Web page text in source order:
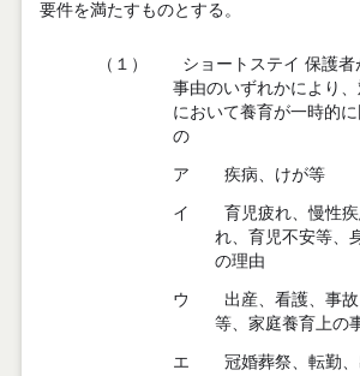
要件を満たすものとする。
（１）
ショートステイ 保護者
事由のいずれかにより
において養育が一時的
の
ア 疾病、けが等
イ
育児疲れ、慢性
れ、育児不安等、
の理由
ウ
出産、看護、事
等、家庭養育上の
エ
冠婚葬祭、転勤